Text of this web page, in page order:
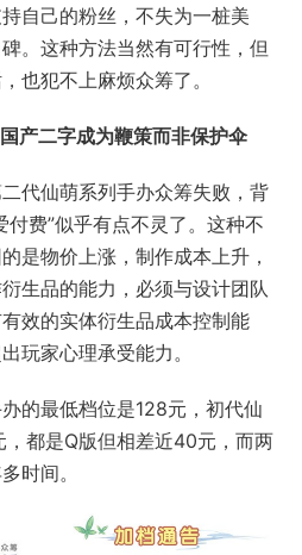
自己的粉丝，不失为一桩美
。这种方法当然有可行性，但
也犯不上麻烦众筹了。
产二字成为鞭策而非保护伞
代仙萌系列手办众筹失败，背
付费”似乎有点不灵了。这种不
是物价上涨，制作成本上升，
生品的能力，必须与设计团队
效的实体衍生品成本控制能
玩家心理承受能力。
的最低档位是128元，初代仙
都是Q版但相差近40元，而两
时间。